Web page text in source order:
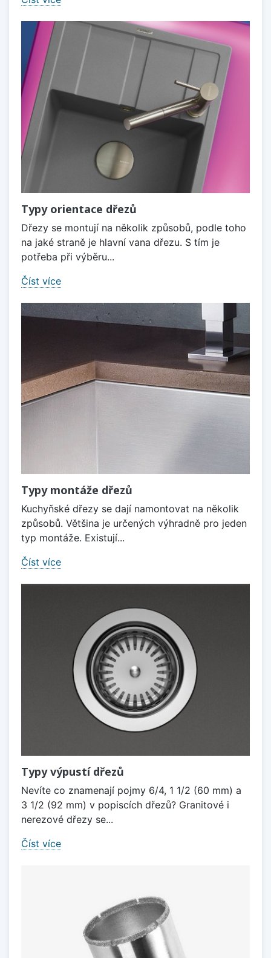
Typy orientace dřezů
Dřezy se montují na několik způsobů, podle toho
na jaké straně je hlavní vana dřezu. S tím je
potřeba při výběru...
Číst více
Typy montáže dřezů
Kuchyňské dřezy se dají namontovat na několik
způsobů. Většina je určených výhradně pro jeden
typ montáže. Existují...
Číst více
Typy výpustí dřezů
Nevíte co znamenají pojmy 6/4, 1 1/2 (60 mm) a
3 1/2 (92 mm) v popiscích dřezů? Granitové i
nerezové dřezy se...
Číst více